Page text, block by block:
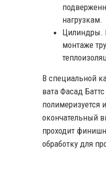
нагрузкам.
Цилиндры.
монтаже
В специальной
вата Фасад
полимеризуется
окончательный
проходит
обработку для